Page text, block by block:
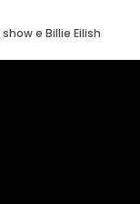
e Billie Eilish